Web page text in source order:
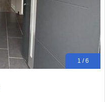
1 / 6